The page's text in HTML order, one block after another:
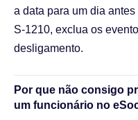
a data para um dia
S-1210, exclua os
desligamento.
Por que não consigo
um funcionário no